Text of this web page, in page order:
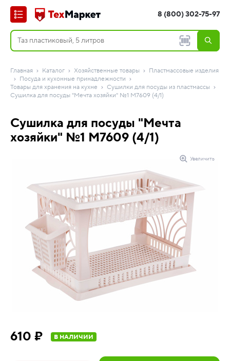
8 (800) 302-75-97
Главная Каталог Хозяйственные товары
Пластмассовые изделия
Посуда и кухонные принадлежности
Товары для хранения на кухне
Сушилки для посуды из пластмассы
Сушилка для посуды "Мечта хозяйки" №1 М7609 (4/1)
Сушилка для посуды "Мечта
хозяйки" №1 М7609 (4/1)
Увеличить
610 ₽ В НАЛИЧИИ